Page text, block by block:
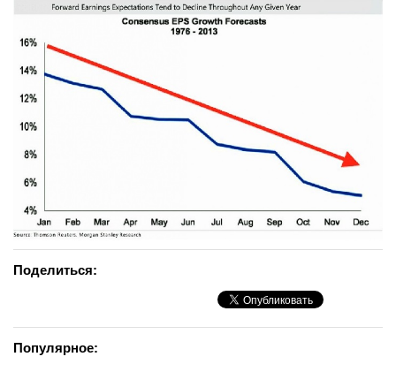
Поделиться:
Популярное: